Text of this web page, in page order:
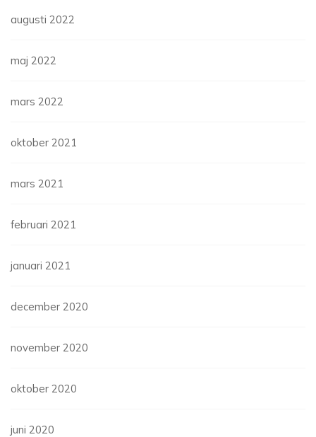
augusti 2022
maj 2022
mars 2022
oktober 2021
mars 2021
februari 2021
januari 2021
december 2020
november 2020
oktober 2020
juni 2020